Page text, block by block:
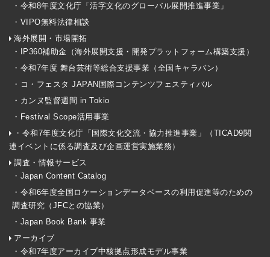
・令和8年度文化庁「活字文化のグローバル展開推進事業」
・VIPO無料法律相談
海外展開・市場開拓
・IP360補助金（海外展開支援・開発プラットフォーム構築支援）
・令和7年度 舞台芸術等総合支援事業（全国キャラバン）
・コ・フェスタ JAPAN国際コンテンツフェスティバル
・カンヌ監督週間 in Tokio
・Festival Scope活用事業
・令和7年度文化庁「国際文化交流・協力推進事業」（TICAD9関
連イベントに係る調査及び企画運営実施業務）
調査・情報サービス
・Japan Content Catalog
・令和6年度全国ロケーションデータベースの利用促進等のための
調査研究（JFCとの協業）
・Japan Book Bank 事業
アーカイブ
・令和7年度アーカイブ中核拠点形成モデル事業